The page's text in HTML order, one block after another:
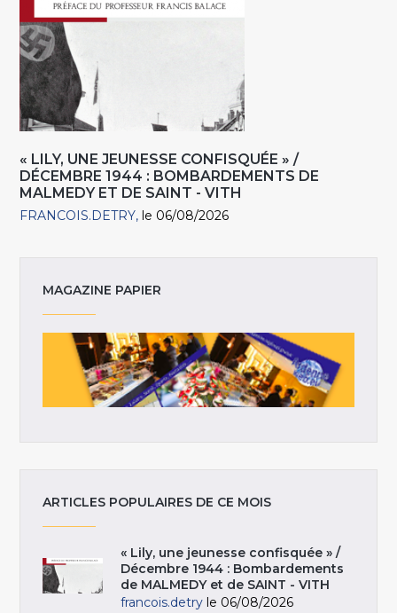
« LILY, UNE JEUNESSE CONFISQUÉE » /
DÉCEMBRE 1944 : BOMBARDEMENTS DE
MALMEDY ET DE SAINT - VITH
FRANCOIS.DETRY le 06/08/2026
MAGAZINE PAPIER
ARTICLES POPULAIRES DE CE MOIS
« Lily, une jeunesse confisquée » /
Décembre 1944 : Bombardements
de MALMEDY et de SAINT - VITH
francois.detry le 06/08/2026